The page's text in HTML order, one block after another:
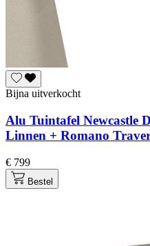
Bijna uitverkocht
Alu Tuintafel Newcastle
Linnen + Romano
€ 799
Bestel